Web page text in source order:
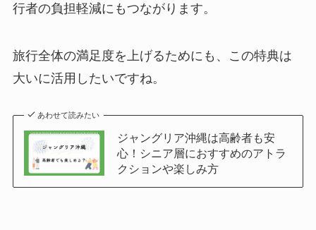
行者の負担軽減にもつながります。
旅行全体の満足度を上げるためにも、この特典は
大いに活用したいですね。
あわせて読みたい
ジャングリア沖縄は高齢者も安
心！シニア層におすすめのアトラ
クションや楽しみ方